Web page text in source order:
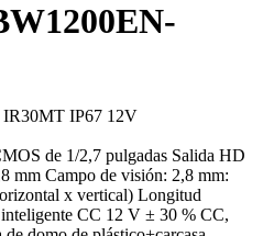
IP67 12V
de 1/2,7 pulgadas Salida HD
mm Campo de visión: 2,8 mm:
x vertical) Longitud
CC 12 V ± 30 % CC,